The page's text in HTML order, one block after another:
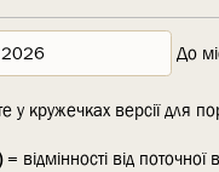
До
у кружечках версії для
= відмінності від поточної